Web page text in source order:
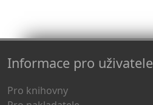
Informace pro uživatele
Pro knihovny